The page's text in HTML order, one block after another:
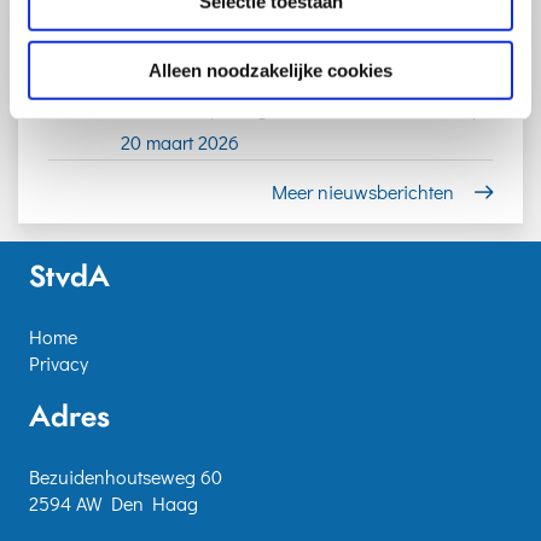
Alleen noodzakelijke cookies
gelijkwaardigheid en inclusie pensioensector
TNO-loket zwaar werk opent op 1 april 2026
13-02
Webinar ‘Opening TNO-loket zwaar werk’ op
20 maart 2026
Meer nieuwsberichten
StvdA
Home
Privacy
Adres
Bezuidenhoutseweg 60
2594 AW Den Haag